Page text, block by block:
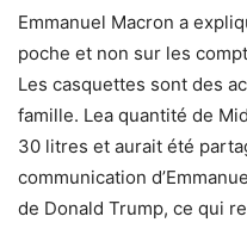
Emmanuel Macron a
poche et non sur les
Les casquettes sont des
famille. Lea quantité de
30 litres et aurait été
communication
de Donald Trump, ce qui